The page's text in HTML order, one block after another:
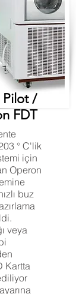
Pilot /
FDT
° C'lik
için
Operon
buz
veya
Kartta